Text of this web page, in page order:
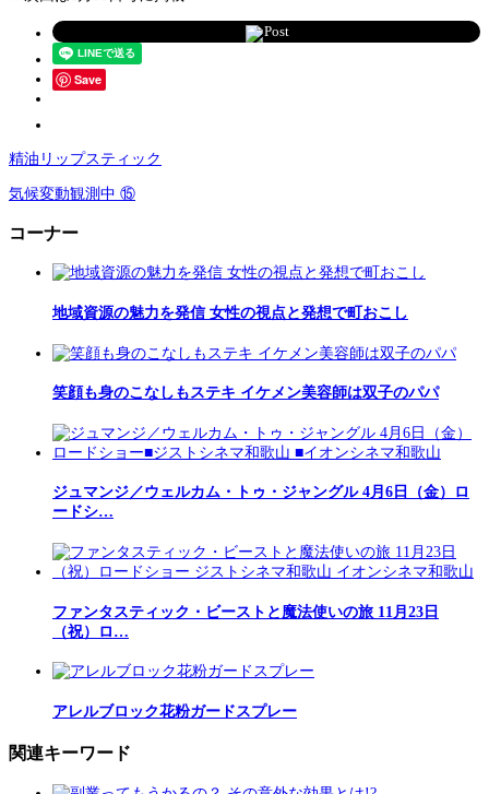
Post
Save
精油リップスティック
気候変動観測中 ⑮
コーナー
地域資源の魅力を発信 女性の視点と発想で町おこし
笑顔も身のこなしもステキ イケメン美容師は双子のパパ
ジュマンジ／ウェルカム・トゥ・ジャングル 4月6日（金）ロ
ードシ…
ファンタスティック・ビーストと魔法使いの旅 11月23日
（祝）ロ…
アレルブロック花粉ガードスプレー
関連キーワード